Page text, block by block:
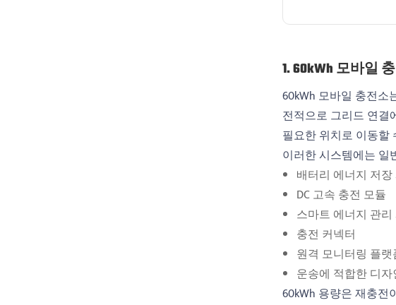
1. 60kWh 모바일
60kWh 모바일 충전소
전적으로 그리드 연결
필요한 위치로 이동할
이러한 시스템에는 일
배터리 에너지 저장
DC 고속 충전 모듈
스마트 에너지 관리
충전 커넥터
원격 모니터링 플랫
운송에 적합한 디자
60kWh 용량은 재충전